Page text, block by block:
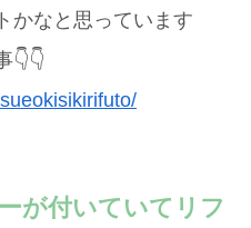
かなと思っています
👇👇
が付いていてリフ